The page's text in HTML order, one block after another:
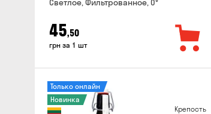
Светлое, Фильтрованное, 0°
45,50
грн за 1 шт
Крепость
Только онлайн
Новинка